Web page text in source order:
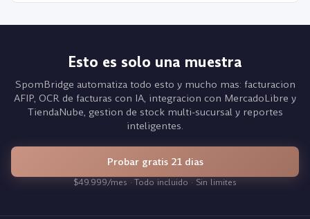
Esto es solo una muestra
SpomBridge automatiza todo esto y mucho mas: facturacion
AFIP, OCR de facturas con IA, integracion con MercadoLibre y
TiendaNube, gestion de stock multi-sucursal y reportes
inteligentes.
Probar gratis 21 dias
$49.999/mes · Todo incluido · Sin limites